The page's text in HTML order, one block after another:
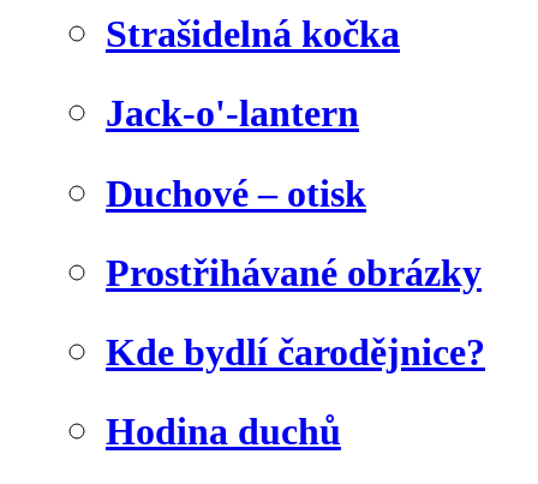
Strašidelná kočka
Jack-o'-lantern
Duchové – otisk
Prostřihávané obrázky
Kde bydlí čarodějnice?
Hodina duchů